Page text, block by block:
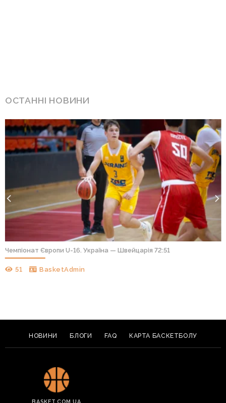
ОСТАННІ НОВИНИ
Чемпіонат Європи U-16. Україна — Швейцарія 72:51
51 BasketAdmin
НОВИНИ БЛОГИ FAQ КАРТА БАСКЕТБОЛУ
BASKET.COM.UA